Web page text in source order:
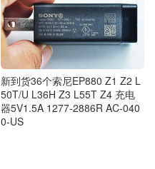
新到货36个索尼EP880 Z1 Z2 L
50T/U L36H Z3 L55T Z4 充电
器5V1.5A 1277-2886R AC-040
0-US